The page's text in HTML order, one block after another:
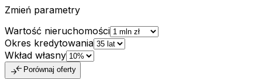
Zmień parametry
Wartość nieruchomości
Okres kredytowania
Wkład własny
compare_arrows Porównaj oferty